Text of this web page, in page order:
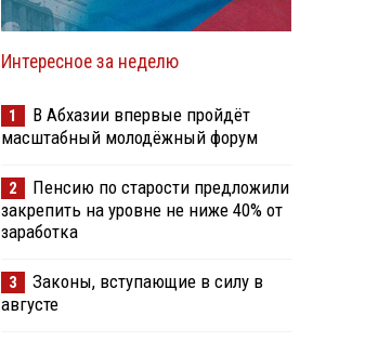
Интересное за неделю
1
В Абхазии впервые пройдёт
масштабный молодёжный форум
2
Пенсию по старости предложили
закрепить на уровне не ниже 40% от
заработка
3
Законы, вступающие в силу в
августе